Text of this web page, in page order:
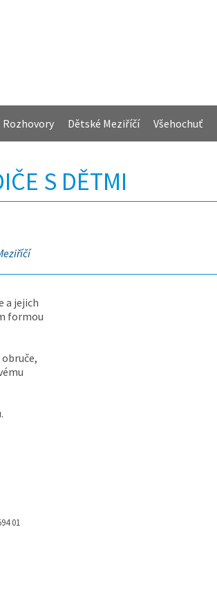
Rozhovory Dětské Meziříčí Všehochuť
S DĚTMI
a jejich
formou
01